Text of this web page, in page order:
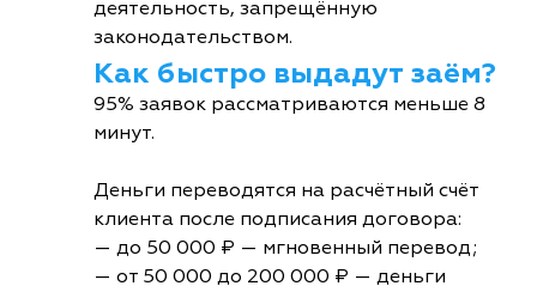
деятельность, запрещённую
законодательством.
Как быстро выдадут заём?
95% заявок рассматриваются меньше 8
минут.
Деньги переводятся на расчётный счёт
клиента после подписания договора:
— до 50 000 ₽ — мгновенный перевод;
— от 50 000 до 200 000 ₽ — деньги